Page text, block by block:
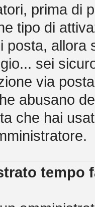
prima di
tipo di
posta, allora
sei
via
abusano
che hai
tempo